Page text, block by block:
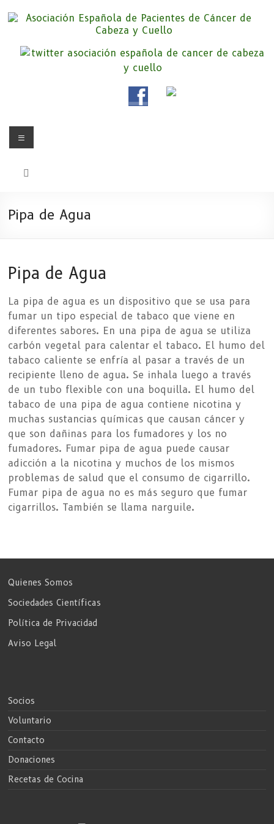
Asociación Española de
Pacientes de Cáncer de Cabeza y
Cuello
Somos la Asociación Española de Pacientes de Cáncer de Cabeza y
cuello «APC», una asociación sin animo de lucro que pretendemos
Menú
Pipa de Agua
Pipa de Agua
La pipa de agua es un dispositivo que se usa para
fumar un tipo especial de tabaco que viene en
diferentes sabores. En una pipa de agua se utiliza
carbón vegetal para calentar el tabaco. El humo del
tabaco caliente se enfría al pasar a través de un
recipiente lleno de agua. Se inhala luego a través
de un tubo flexible con una boquilla. El humo del
tabaco de una pipa de agua contiene nicotina y
muchas sustancias químicas que causan cáncer y
que son dañinas para los fumadores y los no
fumadores. Fumar pipa de agua puede causar
adicción a la nicotina y muchos de los mismos
problemas de salud que el consumo de cigarrillo.
Fumar pipa de agua no es más seguro que fumar
cigarrillos. También se llama narguile.
Quienes Somos
Sociedades Científicas
Política de Privacidad
Aviso Legal
Socios
Voluntario
Contacto
Donaciones
Recetas de Cocina